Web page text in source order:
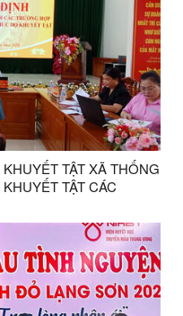
TẬT XÃ THỐNG
TẬT CÁC